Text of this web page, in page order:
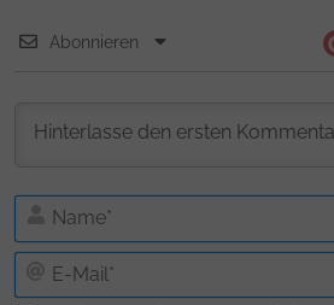
Abonnieren